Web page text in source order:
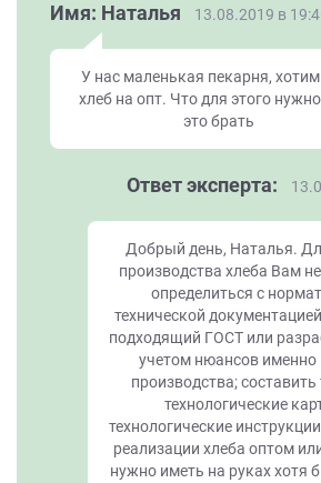
Имя: Наталья 13.08.2019 в
У нас маленькая пекарня,
хлеб на опт. Что для этого
это брать
Ответ эксперта:
Добрый день, Наталья.
производства хлеба Вам
определиться с
технической
подходящий ГОСТ или
учетом нюансов именно
производства; составить
технологические
технологические
реализации хлеба оптом
нужно иметь на руках хотя